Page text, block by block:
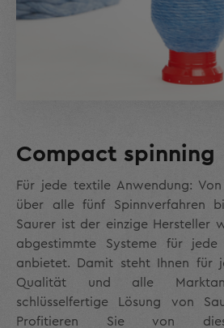
Compact spinning
Für jede textile Anwendung:
über alle fünf Spinnverfahren
Saurer ist der einzige Hersteller
abgestimmte Systeme für jede
anbietet. Damit steht Ihnen für
Qualität und alle
schlüsselfertige Lösung von
Profitieren Sie von